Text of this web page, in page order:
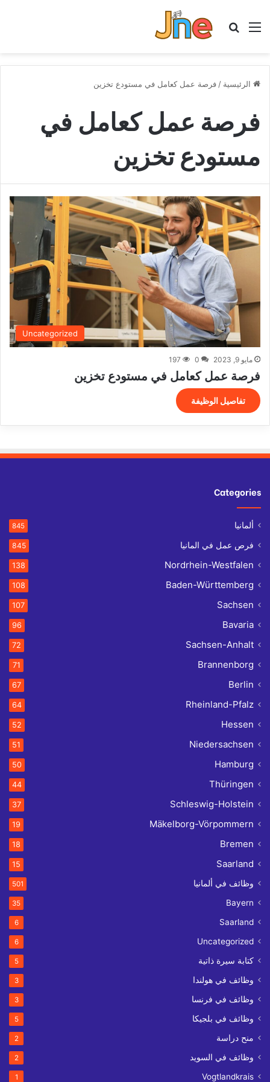
القائمة بحث عن
الرئيسية / فرصة عمل كعامل في مستودع تخزين
فرصة عمل كعامل في
مستودع تخزين
Uncategorized
مايو 9, 2023 0
197
فرصة عمل كعامل في مستودع تخزين
تفاصيل الوظيفة
Categories
ألمانيا 845
فرص عمل في المانيا 845
Nordrhein-Westfalen
138
Baden-Württemberg
108
Sachsen
107
Bavaria
96
Sachsen-Anhalt
72
Brannenborg
71
Berlin
67
Rheinland-Pfalz
64
Hessen
52
Niedersachsen
51
Hamburg
50
Thüringen
44
Schleswig-Holstein
37
Mäkelborg-Vörpommern
19
Bremen
18
Saarland
15
وظائف في ألمانيا 501
Bayern
35
Saarland
6
Uncategorized
6
كتابة سيرة ذاتية 5
وظائف في هولندا 3
وظائف في فرنسا 3
وظائف في بلجيكا 5
منح دراسة 2
وظائف في السويد 2
Vogtlandkrais
1